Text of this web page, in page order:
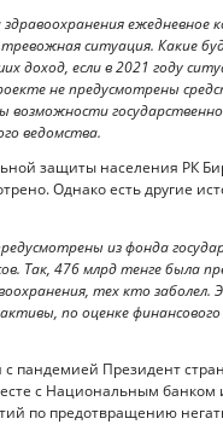
ежедневное
ситуация. Какие
доход, если в 2021 году
не предусмотрены
возможности
ведомства.
защиты населения РК
Однако есть другие
из фонда
Так, 476 млрд тенге была
тех кто заболел.
по оценке
с пандемией Президент
с Национальным
по предотвращению